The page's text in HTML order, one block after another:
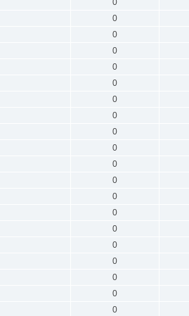
0
0
0
0
0
0
0
0
0
0
0
0
0
0
0
0
0
0
0
0